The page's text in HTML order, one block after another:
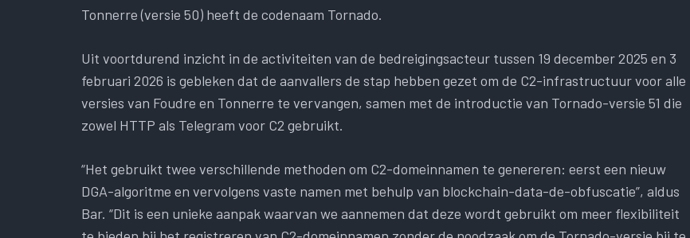
Tonnerre (versie 50) heeft de codenaam Tornado.
Uit voortdurend inzicht in de activiteiten van de bedreigingsacteur tussen 19 december 2025 en 3
februari 2026 is gebleken dat de aanvallers de stap hebben gezet om de C2-infrastructuur voor alle
versies van Foudre en Tonnerre te vervangen, samen met de introductie van Tornado-versie 51 die
zowel HTTP als Telegram voor C2 gebruikt.
“Het gebruikt twee verschillende methoden om C2-domeinnamen te genereren: eerst een nieuw
DGA-algoritme en vervolgens vaste namen met behulp van blockchain-data-de-obfuscatie”, aldus
Bar. “Dit is een unieke aanpak waarvan we aannemen dat deze wordt gebruikt om meer flexibiliteit